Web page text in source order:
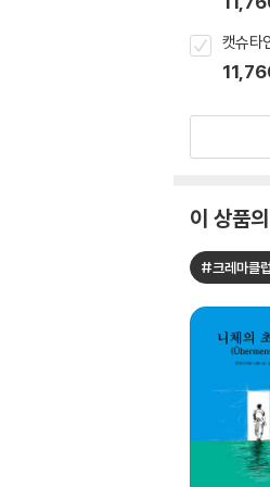
캣슈타
이 상품
#크레마클